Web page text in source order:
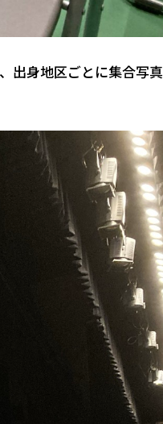
出身地区ごとに集合写真